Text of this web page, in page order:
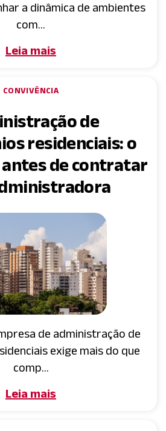
por Região (19)
Covid19 (11)
a dinâmica de ambientes
com...
Leia mais
CONVIVÊNCIA
de
residenciais: o
antes de contratar
de administração de
exige mais do que
comp...
Leia mais